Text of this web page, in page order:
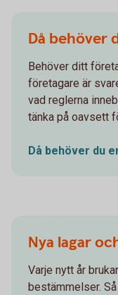
Då behöver
Behöver ditt
företagare är
vad reglerna
tänka på oavsett
Då behöver du
Nya lagar
Varje nytt år
bestämmelser.